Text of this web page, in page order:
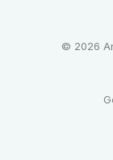
© 2026